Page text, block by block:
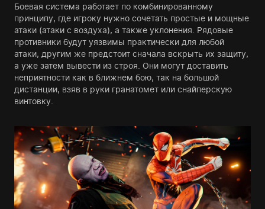
Боевая система работает по комбинированному
принципу, где игроку нужно сочетать простые и мощные
атаки (атаки с воздуха), а также уклонения. Рядовые
противники будут уязвимы практически для любой
атаки, другим же предстоит сначала вскрыть их защиту,
а уже затем вывести из строя. Они могут доставить
неприятности как в ближнем бою, так на большой
дистанции, взяв в руки гранатомет или снайперскую
винтовку.